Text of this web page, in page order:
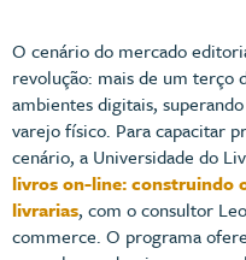
O cenário do mercado
revolução: mais de um terço
ambientes digitais,
varejo físico. Para capacitar
cenário, a Universidade do
livros on-line: construindo
livrarias, com o consultor
commerce. O programa